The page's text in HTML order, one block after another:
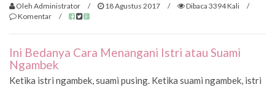
Oleh Administrator / 18 Agustus 2017 / Dibaca 3394 Kali
/
Komentar
/
Ini Bedanya Cara Menangani Istri atau Suami
Ngambek
Ketika istri ngambek, suami pusing. Ketika suami ngambek, istri